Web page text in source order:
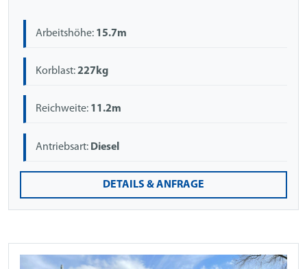
Arbeitshöhe: 15.7m
Korblast:227kg
Reichweite: 11.2m
Antriebsart: Diesel
DETAILS & ANFRAGE